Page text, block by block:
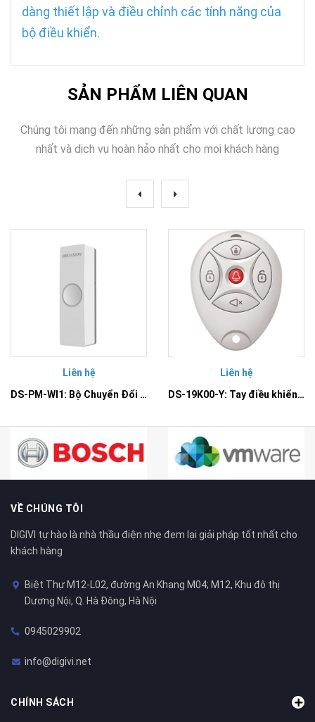
dàng thiết lập và điều chỉnh các tính năng của
bộ điều khiển.
SẢN PHẨM LIÊN QUAN
Chúng tôi mang đến những sản phẩm với chất lượng cao
nhất và dịch vụ hoàn hảo nhất cho mọi khách hàng
Liên hệ
DS-PM-WI1: Bộ Chuyển Đổi Có Dây Thành Không Dây Đầu Vào
Liên hệ
DS-19K00-Y: Tay điều khiển từ xa
VỀ CHÚNG TÔI
DIGIVI tự hào là nhà thầu điện nhẹ đem lại giải pháp tốt nhất cho
khách hàng
Biệt Thự M12-L02, đường An Khang M04; M12, Khu đô thị
Dương Nội, Q. Hà Đông, Hà Nội
0945029902
info@digivi.net
CHÍNH SÁCH